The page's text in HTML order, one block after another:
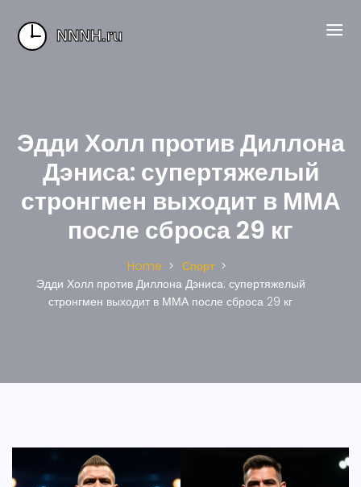
Эдди Холл против Диллона
Дэниса: супертяжелый
стронгмен выходит в ММА
после сброса 29 кг
Home
Спорт
Эдди Холл против Диллона Дэниса: супертяжелый
стронгмен выходит в ММА после сброса 29 кг